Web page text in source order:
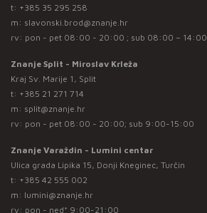
t: +385 35 295 258
m: slavonski.brod@znanje.hr
rv: pon - pet 08:00 - 20:00 ; sub 08:00 – 14:00
Znanje Split - Miroslav Krleža
Kraj Sv. Marije 1, Split
t: +385 21 271 714
m: split@znanje.hr
rv: pon - pet 08:00 - 20:00; sub 9:00-15:00
Znanje Varaždin - Lumini centar
Ulica grada Lipika 15, Donji Kneginec, Turčin
t: +385 42 555 002
m: lumini@znanje.hr
rv: pon - ned* 9:00-21:00